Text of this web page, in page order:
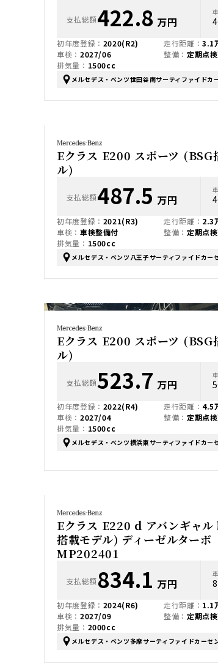
支払総額422.8 万円
初年度登録： 2020(R2)
車検： 2027/06
排気量： 1500cc
走行距離：3.1
整備： 定期点
メルセデス・ベンツ世田谷南サーティファイドカ
Eクラス E200 スポーツ (BSG
ル)
支払総額487.5 万円
初年度登録： 2021(R3)
車検： 車検整備付
排気量： 1500cc
走行距離： 2.3
整備： 定期点
メルセデス・ベンツ八王子サーティファイドカー
Eクラス E200 スポーツ (BSG
ル)
支払総額523.7 万円
初年度登録： 2022(R4)
車検： 2027/04
排気量： 1500cc
走行距離： 4.5
整備： 定期点
メルセデス・ベンツ横浜東サーティファイドカー
Eクラス E220 d アバンギャ
搭載モデル) ディーゼルターボ
MP202401
支払総額834.1 万円
初年度登録： 2024(R6)
車検： 2027/09
排気量： 2000cc
走行距離： 1.1
整備： 定期点
メルセデス・ベンツ多摩サーティファイドカーセ